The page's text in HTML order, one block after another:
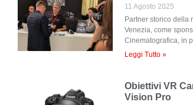
11 Agosto 2025
Partner storico della
Venezia, come
Cinematografica, in
Leggi Tutto »
Obiettivi VR
Vision Pro